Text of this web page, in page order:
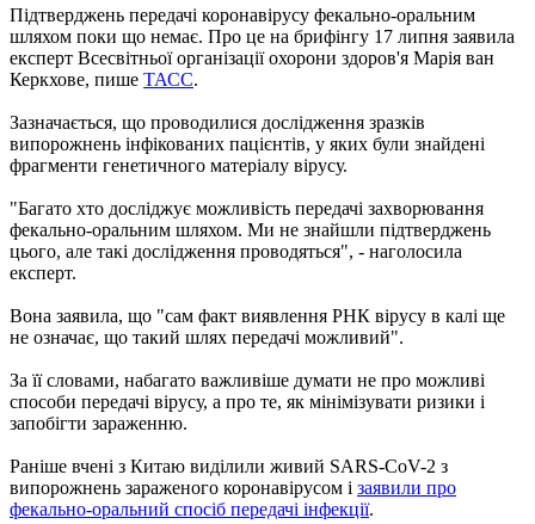
Підтверджень передачі коронавірусу фекально-оральним
шляхом поки що немає. Про це на брифінгу 17 липня заявила
експерт Всесвітньої організації охорони здоров'я Марія ван
Керкхове, пише ТАСС.
Зазначається, що проводилися дослідження зразків
випорожнень інфікованих пацієнтів, у яких були знайдені
фрагменти генетичного матеріалу вірусу.
"Багато хто досліджує можливість передачі захворювання
фекально-оральним шляхом. Ми не знайшли підтверджень
цього, але такі дослідження проводяться", - наголосила
експерт.
Вона заявила, що "сам факт виявлення РНК вірусу в калі ще
не означає, що такий шлях передачі можливий".
За її словами, набагато важливіше думати не про можливі
способи передачі вірусу, а про те, як мінімізувати ризики і
запобігти зараженню.
Раніше вчені з Китаю виділили живий SARS-CoV-2 з
випорожнень зараженого коронавірусом і заявили про
фекально-оральний спосіб передачі інфекції.